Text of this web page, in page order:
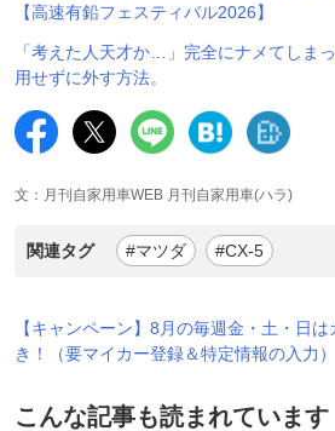
【高速有鉛フェスティバル2026】
「考えた人天才か…」完全にナメてしま
用せずに外す方法。
文：月刊自家用車WEB 月刊自家用車(ハラ)
関連タグ #マツダ #CX-5
【キャンペーン】8月の毎週金・土・日は
き！（要マイカー登録＆特定情報の入力）
こんな記事も読まれています